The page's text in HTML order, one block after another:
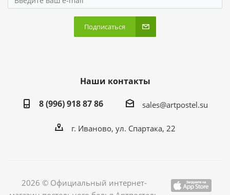
Подписаться
Наши контакты
8 (996) 918 87 86
sales@artpostel.su
г. Иваново, ул. Спартака, 22
2026 © Официальный интернет-